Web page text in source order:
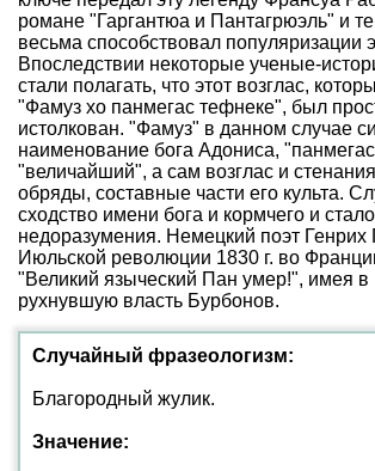
романе "Гаргантюа и Пантагрюэль" и
весьма способствовал популяризации
Впоследствии некоторые ученые-
стали полагать, что этот возглас,
"Фамуз хо панмегас тефнеке", был
истолкован. "Фамуз" в данном случае
наименование бога Адониса,
"величайший", а сам возглас и стенания
обряды, составные части его культа.
сходство имени бога и кормчего и
недоразумения. Немецкий поэт Генрих
Июльской революции 1830 г. во
"Великий языческий Пан умер!", имея в
рухнувшую власть Бурбонов.
Случайный фразеологизм:
Благородный жулик.
Значение: